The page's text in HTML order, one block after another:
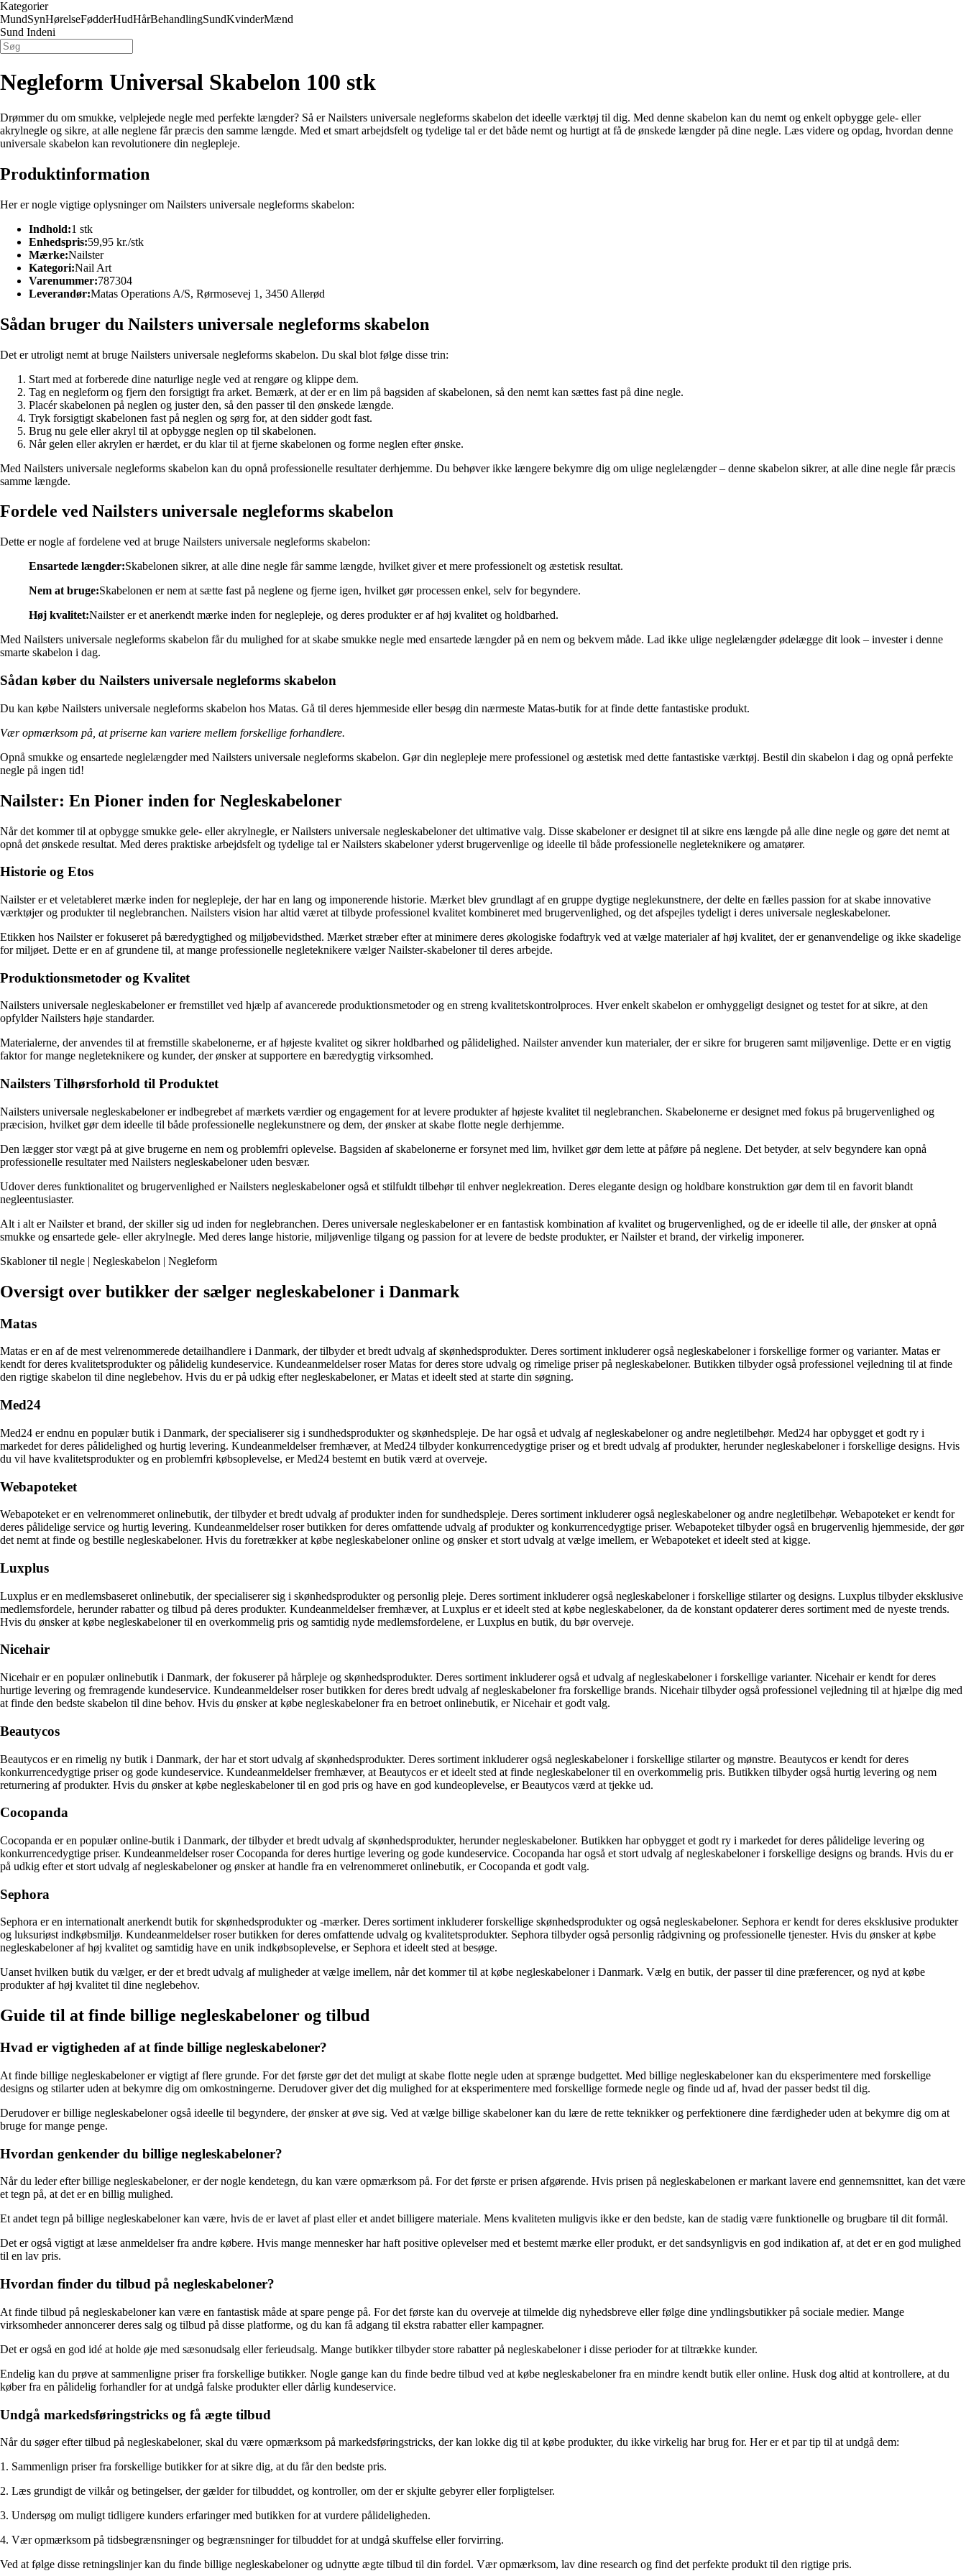
Kategorier
MundSynHørelseFødderHudHårBehandlingSundKvinderMænd
Sund Indeni
Negleform Universal Skabelon 100 stk
Drømmer du om smukke, velplejede negle med perfekte længder? Så er Nailsters universale negleforms skabelon det ideelle værktøj til dig. Med denne skabelon kan du nemt og enkelt opbygge gele- eller
akrylnegle og sikre, at alle neglene får præcis den samme længde. Med et smart arbejdsfelt og tydelige tal er det både nemt og hurtigt at få de ønskede længder på dine negle. Læs videre og opdag, hvordan denne
universale skabelon kan revolutionere din neglepleje.
Produktinformation
Her er nogle vigtige oplysninger om Nailsters universale negleforms skabelon:
Indhold:1 stk
Enhedspris:59,95 kr./stk
Mærke:Nailster
Kategori:Nail Art
Varenummer:787304
Leverandør:Matas Operations A/S, Rørmosevej 1, 3450 Allerød
Sådan bruger du Nailsters universale negleforms skabelon
Det er utroligt nemt at bruge Nailsters universale negleforms skabelon. Du skal blot følge disse trin:
Start med at forberede dine naturlige negle ved at rengøre og klippe dem.
Tag en negleform og fjern den forsigtigt fra arket. Bemærk, at der er en lim på bagsiden af skabelonen, så den nemt kan sættes fast på dine negle.
Placér skabelonen på neglen og juster den, så den passer til den ønskede længde.
Tryk forsigtigt skabelonen fast på neglen og sørg for, at den sidder godt fast.
Brug nu gele eller akryl til at opbygge neglen op til skabelonen.
Når gelen eller akrylen er hærdet, er du klar til at fjerne skabelonen og forme neglen efter ønske.
Med Nailsters universale negleforms skabelon kan du opnå professionelle resultater derhjemme. Du behøver ikke længere bekymre dig om ulige neglelængder – denne skabelon sikrer, at alle dine negle får præcis
samme længde.
Fordele ved Nailsters universale negleforms skabelon
Dette er nogle af fordelene ved at bruge Nailsters universale negleforms skabelon:
Ensartede længder:Skabelonen sikrer, at alle dine negle får samme længde, hvilket giver et mere professionelt og æstetisk resultat.
Nem at bruge:Skabelonen er nem at sætte fast på neglene og fjerne igen, hvilket gør processen enkel, selv for begyndere.
Høj kvalitet:Nailster er et anerkendt mærke inden for neglepleje, og deres produkter er af høj kvalitet og holdbarhed.
Med Nailsters universale negleforms skabelon får du mulighed for at skabe smukke negle med ensartede længder på en nem og bekvem måde. Lad ikke ulige neglelængder ødelægge dit look – invester i denne
smarte skabelon i dag.
Sådan køber du Nailsters universale negleforms skabelon
Du kan købe Nailsters universale negleforms skabelon hos Matas. Gå til deres hjemmeside eller besøg din nærmeste Matas-butik for at finde dette fantastiske produkt.
Vær opmærksom på, at priserne kan variere mellem forskellige forhandlere.
Opnå smukke og ensartede neglelængder med Nailsters universale negleforms skabelon. Gør din neglepleje mere professionel og æstetisk med dette fantastiske værktøj. Bestil din skabelon i dag og opnå perfekte
negle på ingen tid!
Nailster: En Pioner inden for Negleskabeloner
Når det kommer til at opbygge smukke gele- eller akrylnegle, er Nailsters universale negleskabeloner det ultimative valg. Disse skabeloner er designet til at sikre ens længde på alle dine negle og gøre det nemt at
opnå det ønskede resultat. Med deres praktiske arbejdsfelt og tydelige tal er Nailsters skabeloner yderst brugervenlige og ideelle til både professionelle negleteknikere og amatører.
Historie og Etos
Nailster er et veletableret mærke inden for neglepleje, der har en lang og imponerende historie. Mærket blev grundlagt af en gruppe dygtige neglekunstnere, der delte en fælles passion for at skabe innovative
værktøjer og produkter til neglebranchen. Nailsters vision har altid været at tilbyde professionel kvalitet kombineret med brugervenlighed, og det afspejles tydeligt i deres universale negleskabeloner.
Etikken hos Nailster er fokuseret på bæredygtighed og miljøbevidsthed. Mærket stræber efter at minimere deres økologiske fodaftryk ved at vælge materialer af høj kvalitet, der er genanvendelige og ikke skadelige
for miljøet. Dette er en af grundene til, at mange professionelle negleteknikere vælger Nailster-skabeloner til deres arbejde.
Produktionsmetoder og Kvalitet
Nailsters universale negleskabeloner er fremstillet ved hjælp af avancerede produktionsmetoder og en streng kvalitetskontrolproces. Hver enkelt skabelon er omhyggeligt designet og testet for at sikre, at den
opfylder Nailsters høje standarder.
Materialerne, der anvendes til at fremstille skabelonerne, er af højeste kvalitet og sikrer holdbarhed og pålidelighed. Nailster anvender kun materialer, der er sikre for brugeren samt miljøvenlige. Dette er en vigtig
faktor for mange negleteknikere og kunder, der ønsker at supportere en bæredygtig virksomhed.
Nailsters Tilhørsforhold til Produktet
Nailsters universale negleskabeloner er indbegrebet af mærkets værdier og engagement for at levere produkter af højeste kvalitet til neglebranchen. Skabelonerne er designet med fokus på brugervenlighed og
præcision, hvilket gør dem ideelle til både professionelle neglekunstnere og dem, der ønsker at skabe flotte negle derhjemme.
Den lægger stor vægt på at give brugerne en nem og problemfri oplevelse. Bagsiden af skabelonerne er forsynet med lim, hvilket gør dem lette at påføre på neglene. Det betyder, at selv begyndere kan opnå
professionelle resultater med Nailsters negleskabeloner uden besvær.
Udover deres funktionalitet og brugervenlighed er Nailsters negleskabeloner også et stilfuldt tilbehør til enhver neglekreation. Deres elegante design og holdbare konstruktion gør dem til en favorit blandt
negleentusiaster.
Alt i alt er Nailster et brand, der skiller sig ud inden for neglebranchen. Deres universale negleskabeloner er en fantastisk kombination af kvalitet og brugervenlighed, og de er ideelle til alle, der ønsker at opnå
smukke og ensartede gele- eller akrylnegle. Med deres lange historie, miljøvenlige tilgang og passion for at levere de bedste produkter, er Nailster et brand, der virkelig imponerer.
Skabloner til negle | Negleskabelon | Negleform
Oversigt over butikker der sælger negleskabeloner i Danmark
Matas
Matas er en af de mest velrenommerede detailhandlere i Danmark, der tilbyder et bredt udvalg af skønhedsprodukter. Deres sortiment inkluderer også negleskabeloner i forskellige former og varianter. Matas er
kendt for deres kvalitetsprodukter og pålidelig kundeservice. Kundeanmeldelser roser Matas for deres store udvalg og rimelige priser på negleskabeloner. Butikken tilbyder også professionel vejledning til at finde
den rigtige skabelon til dine neglebehov. Hvis du er på udkig efter negleskabeloner, er Matas et ideelt sted at starte din søgning.
Med24
Med24 er endnu en populær butik i Danmark, der specialiserer sig i sundhedsprodukter og skønhedspleje. De har også et udvalg af negleskabeloner og andre negletilbehør. Med24 har opbygget et godt ry i
markedet for deres pålidelighed og hurtig levering. Kundeanmeldelser fremhæver, at Med24 tilbyder konkurrencedygtige priser og et bredt udvalg af produkter, herunder negleskabeloner i forskellige designs. Hvis
du vil have kvalitetsprodukter og en problemfri købsoplevelse, er Med24 bestemt en butik værd at overveje.
Webapoteket
Webapoteket er en velrenommeret onlinebutik, der tilbyder et bredt udvalg af produkter inden for sundhedspleje. Deres sortiment inkluderer også negleskabeloner og andre negletilbehør. Webapoteket er kendt for
deres pålidelige service og hurtig levering. Kundeanmeldelser roser butikken for deres omfattende udvalg af produkter og konkurrencedygtige priser. Webapoteket tilbyder også en brugervenlig hjemmeside, der gør
det nemt at finde og bestille negleskabeloner. Hvis du foretrækker at købe negleskabeloner online og ønsker et stort udvalg at vælge imellem, er Webapoteket et ideelt sted at kigge.
Luxplus
Luxplus er en medlemsbaseret onlinebutik, der specialiserer sig i skønhedsprodukter og personlig pleje. Deres sortiment inkluderer også negleskabeloner i forskellige stilarter og designs. Luxplus tilbyder eksklusive
medlemsfordele, herunder rabatter og tilbud på deres produkter. Kundeanmeldelser fremhæver, at Luxplus er et ideelt sted at købe negleskabeloner, da de konstant opdaterer deres sortiment med de nyeste trends.
Hvis du ønsker at købe negleskabeloner til en overkommelig pris og samtidig nyde medlemsfordelene, er Luxplus en butik, du bør overveje.
Nicehair
Nicehair er en populær onlinebutik i Danmark, der fokuserer på hårpleje og skønhedsprodukter. Deres sortiment inkluderer også et udvalg af negleskabeloner i forskellige varianter. Nicehair er kendt for deres
hurtige levering og fremragende kundeservice. Kundeanmeldelser roser butikken for deres bredt udvalg af negleskabeloner fra forskellige brands. Nicehair tilbyder også professionel vejledning til at hjælpe dig med
at finde den bedste skabelon til dine behov. Hvis du ønsker at købe negleskabeloner fra en betroet onlinebutik, er Nicehair et godt valg.
Beautycos
Beautycos er en rimelig ny butik i Danmark, der har et stort udvalg af skønhedsprodukter. Deres sortiment inkluderer også negleskabeloner i forskellige stilarter og mønstre. Beautycos er kendt for deres
konkurrencedygtige priser og gode kundeservice. Kundeanmeldelser fremhæver, at Beautycos er et ideelt sted at finde negleskabeloner til en overkommelig pris. Butikken tilbyder også hurtig levering og nem
returnering af produkter. Hvis du ønsker at købe negleskabeloner til en god pris og have en god kundeoplevelse, er Beautycos værd at tjekke ud.
Cocopanda
Cocopanda er en populær online-butik i Danmark, der tilbyder et bredt udvalg af skønhedsprodukter, herunder negleskabeloner. Butikken har opbygget et godt ry i markedet for deres pålidelige levering og
konkurrencedygtige priser. Kundeanmeldelser roser Cocopanda for deres hurtige levering og gode kundeservice. Cocopanda har også et stort udvalg af negleskabeloner i forskellige designs og brands. Hvis du er
på udkig efter et stort udvalg af negleskabeloner og ønsker at handle fra en velrenommeret onlinebutik, er Cocopanda et godt valg.
Sephora
Sephora er en internationalt anerkendt butik for skønhedsprodukter og -mærker. Deres sortiment inkluderer forskellige skønhedsprodukter og også negleskabeloner. Sephora er kendt for deres eksklusive produkter
og luksuriøst indkøbsmiljø. Kundeanmeldelser roser butikken for deres omfattende udvalg og kvalitetsprodukter. Sephora tilbyder også personlig rådgivning og professionelle tjenester. Hvis du ønsker at købe
negleskabeloner af høj kvalitet og samtidig have en unik indkøbsoplevelse, er Sephora et ideelt sted at besøge.
Uanset hvilken butik du vælger, er der et bredt udvalg af muligheder at vælge imellem, når det kommer til at købe negleskabeloner i Danmark. Vælg en butik, der passer til dine præferencer, og nyd at købe
produkter af høj kvalitet til dine neglebehov.
Guide til at finde billige negleskabeloner og tilbud
Hvad er vigtigheden af at finde billige negleskabeloner?
At finde billige negleskabeloner er vigtigt af flere grunde. For det første gør det det muligt at skabe flotte negle uden at sprænge budgettet. Med billige negleskabeloner kan du eksperimentere med forskellige
designs og stilarter uden at bekymre dig om omkostningerne. Derudover giver det dig mulighed for at eksperimentere med forskellige formede negle og finde ud af, hvad der passer bedst til dig.
Derudover er billige negleskabeloner også ideelle til begyndere, der ønsker at øve sig. Ved at vælge billige skabeloner kan du lære de rette teknikker og perfektionere dine færdigheder uden at bekymre dig om at
bruge for mange penge.
Hvordan genkender du billige negleskabeloner?
Når du leder efter billige negleskabeloner, er der nogle kendetegn, du kan være opmærksom på. For det første er prisen afgørende. Hvis prisen på negleskabelonen er markant lavere end gennemsnittet, kan det være
et tegn på, at det er en billig mulighed.
Et andet tegn på billige negleskabeloner kan være, hvis de er lavet af plast eller et andet billigere materiale. Mens kvaliteten muligvis ikke er den bedste, kan de stadig være funktionelle og brugbare til dit formål.
Det er også vigtigt at læse anmeldelser fra andre købere. Hvis mange mennesker har haft positive oplevelser med et bestemt mærke eller produkt, er det sandsynligvis en god indikation af, at det er en god mulighed
til en lav pris.
Hvordan finder du tilbud på negleskabeloner?
At finde tilbud på negleskabeloner kan være en fantastisk måde at spare penge på. For det første kan du overveje at tilmelde dig nyhedsbreve eller følge dine yndlingsbutikker på sociale medier. Mange
virksomheder annoncerer deres salg og tilbud på disse platforme, og du kan få adgang til ekstra rabatter eller kampagner.
Det er også en god idé at holde øje med sæsonudsalg eller ferieudsalg. Mange butikker tilbyder store rabatter på negleskabeloner i disse perioder for at tiltrække kunder.
Endelig kan du prøve at sammenligne priser fra forskellige butikker. Nogle gange kan du finde bedre tilbud ved at købe negleskabeloner fra en mindre kendt butik eller online. Husk dog altid at kontrollere, at du
køber fra en pålidelig forhandler for at undgå falske produkter eller dårlig kundeservice.
Undgå markedsføringstricks og få ægte tilbud
Når du søger efter tilbud på negleskabeloner, skal du være opmærksom på markedsføringstricks, der kan lokke dig til at købe produkter, du ikke virkelig har brug for. Her er et par tip til at undgå dem:
1. Sammenlign priser fra forskellige butikker for at sikre dig, at du får den bedste pris.
2. Læs grundigt de vilkår og betingelser, der gælder for tilbuddet, og kontroller, om der er skjulte gebyrer eller forpligtelser.
3. Undersøg om muligt tidligere kunders erfaringer med butikken for at vurdere pålideligheden.
4. Vær opmærksom på tidsbegrænsninger og begrænsninger for tilbuddet for at undgå skuffelse eller forvirring.
Ved at følge disse retningslinjer kan du finde billige negleskabeloner og udnytte ægte tilbud til din fordel. Vær opmærksom, lav dine research og find det perfekte produkt til den rigtige pris.